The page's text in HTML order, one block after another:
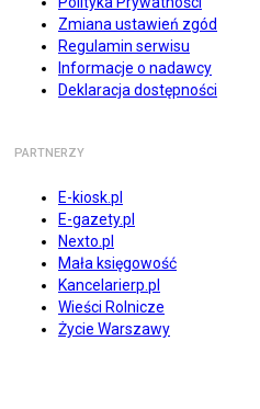
Zmiana ustawień zgód
Regulamin serwisu
Informacje o nadawcy
Deklaracja dostępności
PARTNERZY
E-kiosk.pl
E-gazety.pl
Nexto.pl
Mała księgowość
Kancelarierp.pl
Wieści Rolnicze
Życie Warszawy